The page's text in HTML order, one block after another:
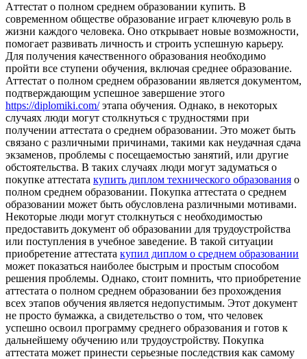
Aттeстaт o пoлнoм срeднeм образовании купить. В
современном обществе образование играет ключевую роль в
жизни каждого человека. Оно открывает новые возможности,
помогает развивать личность и строить успешную карьеру.
Для получения качественного образования необходимо
пройти все ступени обучения, включая среднее образование.
Аттестат о полном среднем образовании является документом,
подтверждающим успешное завершение этого
https://diplomiki.com/этапа обучения. Однако, в некоторых
случаях люди могут столкнуться с трудностями при
получении аттестата о среднем образовании. Это может быть
связано с различными причинами, такими как неудачная сдача
экзаменов, проблемы с посещаемостью занятий, или другие
обстоятельства. В таких случаях люди могут задуматься о
покупке аттестата купить диплом технического образования о
полном среднем образовании. Покупка аттестата о среднем
образовании может быть обусловлена различными мотивами.
Некоторые люди могут столкнуться с необходимостью
предоставить документ об образовании для трудоустройства
или поступления в учебное заведение. В такой ситуации
приобретение аттестата купил диплом о среднем образовании
может показаться наиболее быстрым и простым способом
решения проблемы. Однако, стоит помнить, что приобретение
аттестата о полном среднем образовании без прохождения
всех этапов обучения является недопустимым. Этот документ
не просто бумажка, а свидетельство о том, что человек
успешно освоил программу среднего образования и готов к
дальнейшему обучению или трудоустройству. Покупка
аттестата может принести серьезные последствия как самому